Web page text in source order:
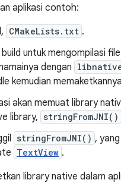
aplikasi contoh:
CMakeLists.txt .
untuk mengompilasi
dengan
kemudian
akan memuat library
library, stringFromJNI()
stringFromJNI() ,
TextView .
library native dalam